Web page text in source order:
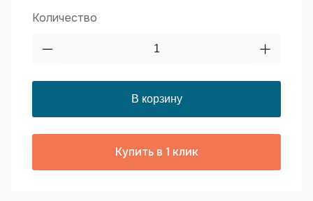
Количество
Купить в 1 клик